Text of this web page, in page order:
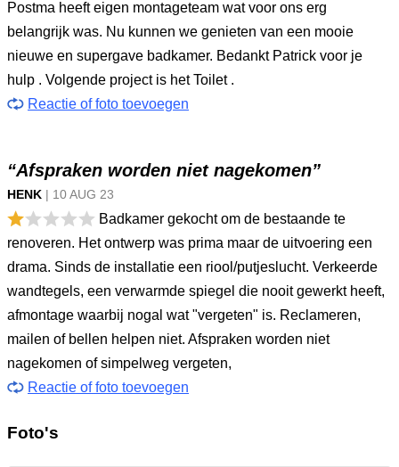
Postma heeft eigen montageteam wat voor ons erg
belangrijk was. Nu kunnen we genieten van een mooie
nieuwe en supergave badkamer. Bedankt Patrick voor je
hulp . Volgende project is het Toilet .
Reactie of foto toevoegen
“Afspraken worden niet nagekomen”
HENK | 10 AUG 23
Badkamer gekocht om de bestaande te
renoveren. Het ontwerp was prima maar de uitvoering een
drama. Sinds de installatie een riool/putjeslucht. Verkeerde
wandtegels, een verwarmde spiegel die nooit gewerkt heeft,
afmontage waarbij nogal wat "vergeten" is. Reclameren,
mailen of bellen helpen niet. Afspraken worden niet
nagekomen of simpelweg vergeten,
Reactie of foto toevoegen
Foto's